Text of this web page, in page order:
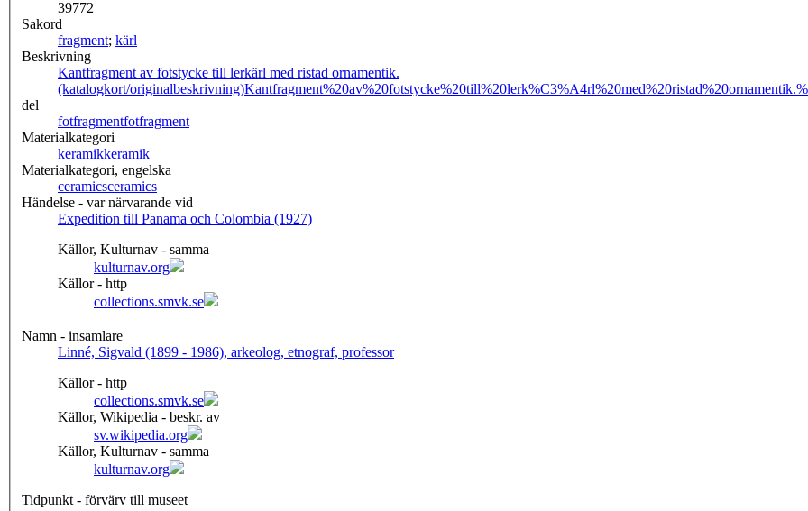
39772
Sakord
fragment; kärl
Beskrivning
Kantfragment av fotstycke till lerkärl med ristad ornamentik.
(katalogkort/originalbeskrivning)
del
fotfragmentfotfragment
Materialkategori
keramikkeramik
Materialkategori, engelska
ceramicsceramics
Händelse - var närvarande vid
Expedition till Panama och Colombia (1927)
Källor, Kulturnav - samma
kulturnav.org
Källor - http
collections.smvk.se
Namn - insamlare
Linné, Sigvald (1899 - 1986), arkeolog, etnograf, professor
Källor - http
collections.smvk.se
Källor, Wikipedia - beskr. av
sv.wikipedia.org
Källor, Kulturnav - samma
kulturnav.org
Tidpunkt - förvärv till museet